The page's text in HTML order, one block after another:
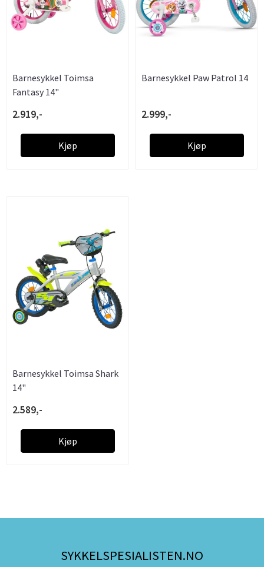
Barnesykkel Toimsa
Fantasy 14"
2.919,-
Kjøp
Barnesykkel Paw Patrol 14
2.999,-
Kjøp
Barnesykkel Toimsa Shark
14"
2.589,-
Kjøp
SYKKELSPESIALISTEN.NO